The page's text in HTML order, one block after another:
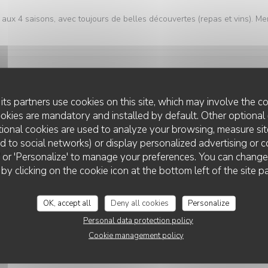
partners use cookies on this site, which may involve the
are mandatory and installed by default. Other optional
cookies are used to analyze your browsing, measure
to social networks) or display personalized advertising or
'Personalize' to manage your preferences. You can
clicking on the cookie icon at the bottom left of the site
OK, accept all Deny all cookies
Personalize
Personal data protection policy
Cookie management policy
4 saisons, avec toujours de belles découvertes (repas et vins).
Service: 5/5 Ambiance:5 /5 Food:5 /5 Value
de découvrir.
: Ambiance
L'AUBERGE AUX 4 SAISONS